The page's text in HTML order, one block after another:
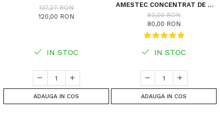
137,27 RON
120,00 RON
IN STOC
ADAUGA IN COS
AMESTEC CONCENTRAT DE 7
ULEIURI VEGETALE –
TRATAMENT INTENSIV PENTRU
REGENERARE ȘI ANTI-CĂDERE A
PĂRULUI
83,00 RON
80,00 RON
IN STOC
ADAUGA IN COS